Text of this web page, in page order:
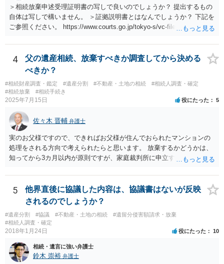
＞相続放棄申述受理証明書の写しで良いのでしょうか？ 提出するもの
自体は写しで構いません。 ＞証拠説明書とはなんでしょうか？ 下記を
ご参照ください。 https://www.courts.go.jp/tokyo-s/vc-files/tokyo-s/file/
4
父の遺産相続、放棄すべきか調査してから決める
べきか？
#相続財産調査・鑑定 #遺産分割 #不動産・土地の相続
#相続人調査・確定
#相続放棄
#相続手続き
2025年7月15日 役にたった 5
佐々木 晋輔 弁護士
実のお父様ですので、できればお父様が住んでおられたマンションの
処理をされる方向で考えられたらと思います。 放棄するかどうかは、
知ってから3カ月以内が原則ですが、家庭裁判所に申立すれば3カ月の
放棄するかどうか決めることができます。 銀行やサラ金が数年も放置
することはありませんので、数年後に借金が発見される可能性はほぼ
ありません。 なお、私が扱った相続放棄を検討していた案件で、期間
伸長して調査したところ、サラ金に対する過払金など相当な財産が見
つかったため相続したという事例がありました。
5
他界直後に協議した内容は、協議書はないが反映
されるのでしょうか？
#遺産分割 #協議 #不動産・土地の相続
#遺留分侵害額請求・放棄
#相続人調査・確定
2018年1月24日 役にたった 10
相続・遺言に強い弁護士
鈴木 崇裕 弁護士